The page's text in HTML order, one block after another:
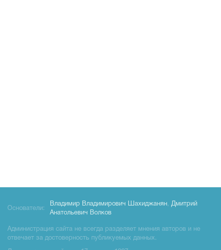
Основатели:
Владимир Владимирович Шахиджанян, Дмитрий
Анатольевич Волков
Администрация сайта не всегда разделяет мнения авторов и не
отвечает за достоверность публикуемых данных.